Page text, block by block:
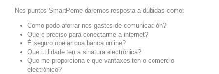
Nos puntos SmartPeme daremos resposta a dúbidas como:
Como podo aforrar nos gastos de comunicación?
Que é preciso para conectarme a internet?
É seguro operar coa banca online?
Que utilidade ten a sinatura electrónica?
Que me proporciona e que vantaxes ten o comercio
electrónico?